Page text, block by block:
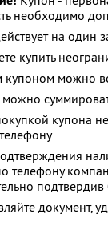
необходимо
на один
купить
можно
купона
телефону
документ,